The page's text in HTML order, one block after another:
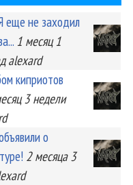
не заходил
1 месяц 1
alexard
киприотов
3 недели
о
2 месяца 3